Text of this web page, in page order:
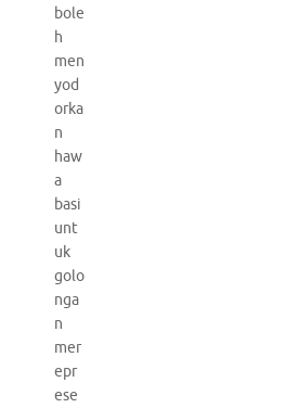
bole
h
men
yod
orka
n
haw
a
basi
unt
uk
golo
nga
n
mer
epr
ese